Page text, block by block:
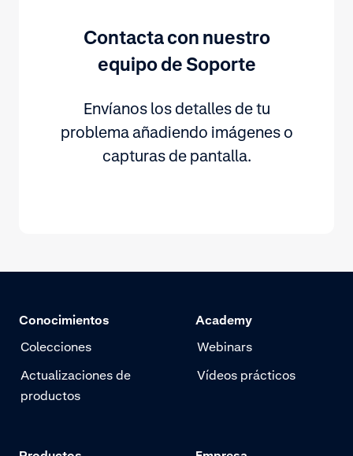
Contacta con nuestro
equipo de Soporte
Envíanos los detalles de tu
problema añadiendo imágenes o
capturas de pantalla.
Conocimientos
Colecciones
Actualizaciones de
productos
Academy
Webinars
Vídeos prácticos